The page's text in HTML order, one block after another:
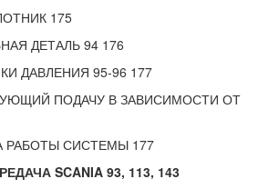
175
ДЕТАЛЬ 94 176
ДАВЛЕНИЯ 95-96 177
ПОДАЧУ В ЗАВИСИМОСТИ ОТ
РАБОТЫ СИСТЕМЫ 177
SCANIA 93, 113, 143